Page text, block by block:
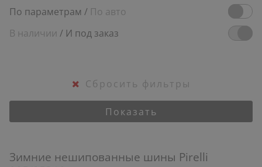
По параметрам / По авто
В наличии / И под заказ
Показать
Сбросить фильтры
Зимние нешипованные шины Pirelli